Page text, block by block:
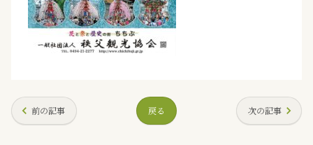
前の記事 戻る 次の記事